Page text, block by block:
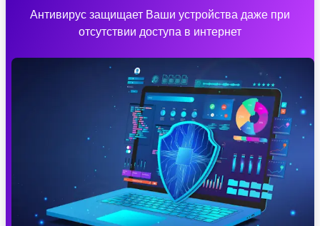
Антивирус защищает Ваши устройства даже при
отсутствии доступа в интернет